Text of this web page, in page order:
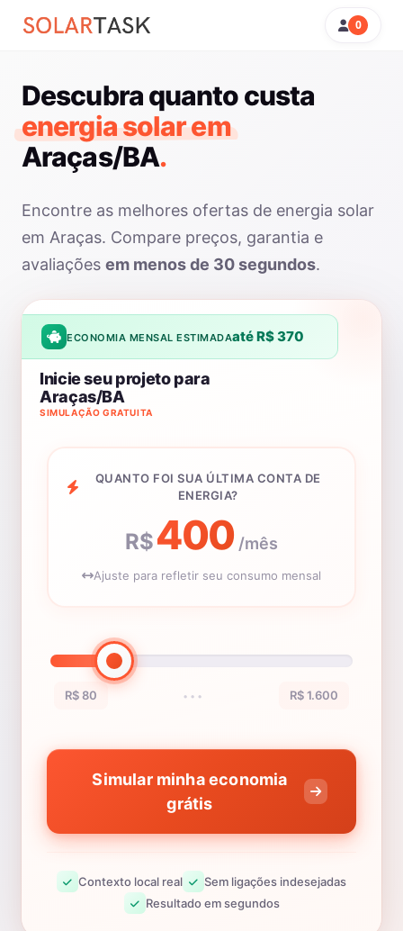
0
Descubra quanto custa
energia solar em
Araças/BA.
Encontre as melhores ofertas de energia solar
em Araças. Compare preços, garantia e
avaliações em menos de 30 segundos.
ECONOMIA MENSAL ESTIMADAaté R$ 370
SIMULAÇÃO GRATUITA
Inicie seu projeto para
Araças/BA
QUANTO FOI SUA ÚLTIMA CONTA DE
ENERGIA?
R$400 /mês
Ajuste para refletir seu consumo mensal
R$ 80 ••• R$ 1.600
Simular minha economia
grátis
Contexto local real
Sem ligações indesejadas
Resultado em segundos